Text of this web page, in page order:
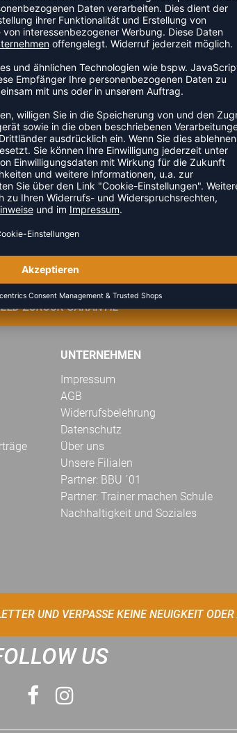
im Vereins- und Trainingsalltag
ANGESEHEN
ZURÜCK-GARANTIE
UNTERNEHMEN
Impressum
AGB
Widerrufsbelehrung
Datenschutz
Über uns
Unsere Filialen
Partner: BBU ´01
Partner: Trainer machen Schule
Nachhaltigkeit und Soziales
UND VERPASSE KEINE NEUIGKEIT
US